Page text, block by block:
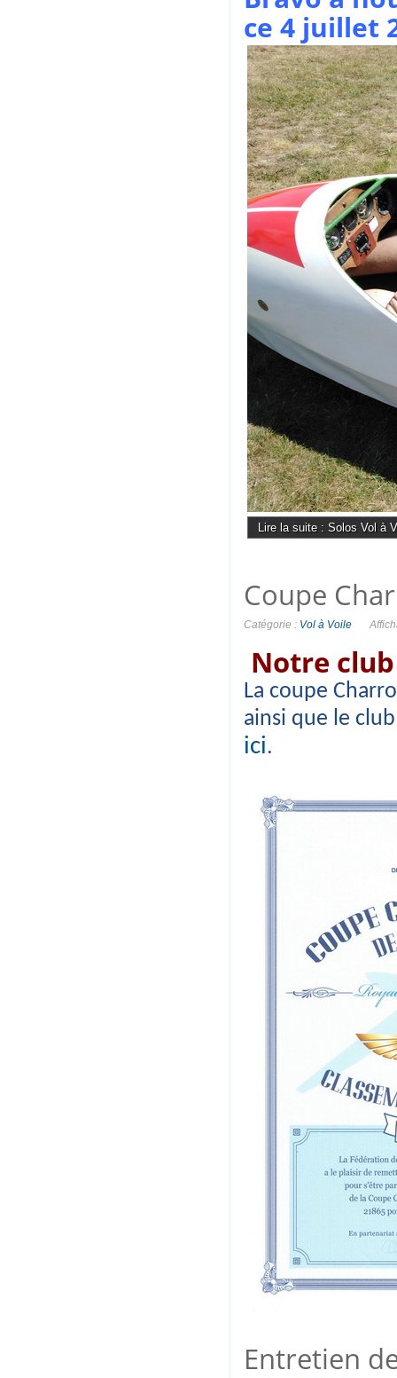
ce 4 juillet
Lire la suite : Solos Vol à
Coupe
Catégorie : Vol à Voile
Notre
La coupe
ainsi que le
ici.
Entretien